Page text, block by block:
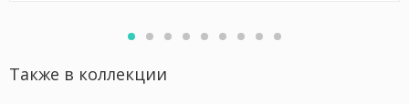
Также в коллекции